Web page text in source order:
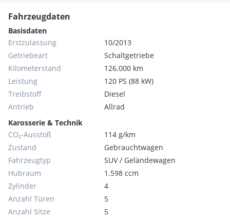
Fahrzeugdaten
Basisdaten
Erstzulassung
10/2013
Getriebeart
Schaltgetriebe
Kilometerstand
126.000 km
Leistung
120 PS (88 kW)
Treibstoff
Diesel
Antrieb
Allrad
Karosserie & Technik
CO₂-Ausstoß
114 g/km
Zustand
Gebrauchtwagen
Fahrzeugtyp
SUV / Geländewagen
Hubraum
1.598 ccm
Zylinder
4
Anzahl Türen
5
Anzahl Sitze
5